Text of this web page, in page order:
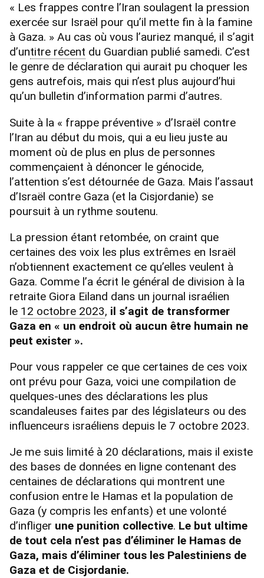
« Les frappes contre l’Iran soulagent la pression
exercée sur Israël pour qu’il mette fin à la famine
à Gaza. » Au cas où vous l’auriez manqué, il s’agit
d’untitre récent du Guardian publié samedi. C’est
le genre de déclaration qui aurait pu choquer les
gens autrefois, mais qui n’est plus aujourd’hui
qu’un bulletin d’information parmi d’autres.
Suite à la « frappe préventive » d’Israël contre
l’Iran au début du mois, qui a eu lieu juste au
moment où de plus en plus de personnes
commençaient à dénoncer le génocide,
l’attention s’est détournée de Gaza. Mais l’assaut
d’Israël contre Gaza (et la Cisjordanie) se
poursuit à un rythme soutenu.
La pression étant retombée, on craint que
certaines des voix les plus extrêmes en Israël
n’obtiennent exactement ce qu’elles veulent à
Gaza. Comme l’a écrit le général de division à la
retraite Giora Eiland dans un journal israélien
le 12 octobre 2023, il s’agit de transformer
Gaza en « un endroit où aucun être humain ne
peut exister ».
Pour vous rappeler ce que certaines de ces voix
ont prévu pour Gaza, voici une compilation de
quelques-unes des déclarations les plus
scandaleuses faites par des législateurs ou des
influenceurs israéliens depuis le 7 octobre 2023.
Je me suis limité à 20 déclarations, mais il existe
des bases de données en ligne contenant des
centaines de déclarations qui montrent une
confusion entre le Hamas et la population de
Gaza (y compris les enfants) et une volonté
d’infliger une punition collective. Le but ultime
de tout cela n’est pas d’éliminer le Hamas de
Gaza, mais d’éliminer tous les Palestiniens de
Gaza et de Cisjordanie.